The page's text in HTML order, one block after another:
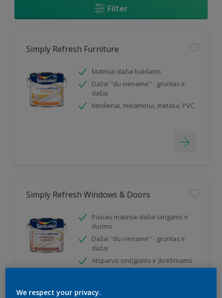
Filter
Simply Refresh Furniture
Matiniai dažai baldams
Dažai "du viename" - gruntas ir
dažai
Medienai, melaminui, metalui, PVC
Simply Refresh Windows & Doors
Pusiau matiniai dažai langams ir
durims
Dažai "du viename" - gruntas ir
dažai
Atsparus smūgiams ir įbrėžimams
We respect your privacy.